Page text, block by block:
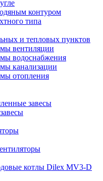
контуром
типа
и тепловых пунктов
вентиляции
водоснабжения
канализации
отопления
завесы
котлы Dilex MV3-D